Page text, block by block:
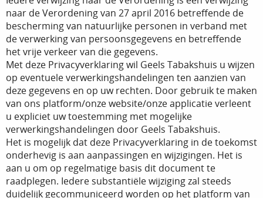
naar de Verordening van 27 april 2016 betreffende de
bescherming van natuurlijke personen in verband met
de verwerking van persoonsgegevens en betreffende
het vrije verkeer van die gegevens.
Met deze Privacyverklaring wil Geels Tabakshuis u wijzen
op eventuele verwerkingshandelingen ten aanzien van
deze gegevens en op uw rechten. Door gebruik te maken
van ons platform/onze website/onze applicatie verleent
u expliciet uw toestemming met mogelijke
verwerkingshandelingen door Geels Tabakshuis.
Het is mogelijk dat deze Privacyverklaring in de toekomst
onderhevig is aan aanpassingen en wijzigingen. Het is
aan u om op regelmatige basis dit document te
raadplegen. Iedere substantiële wijziging zal steeds
duidelijk gecommuniceerd worden op het platform van